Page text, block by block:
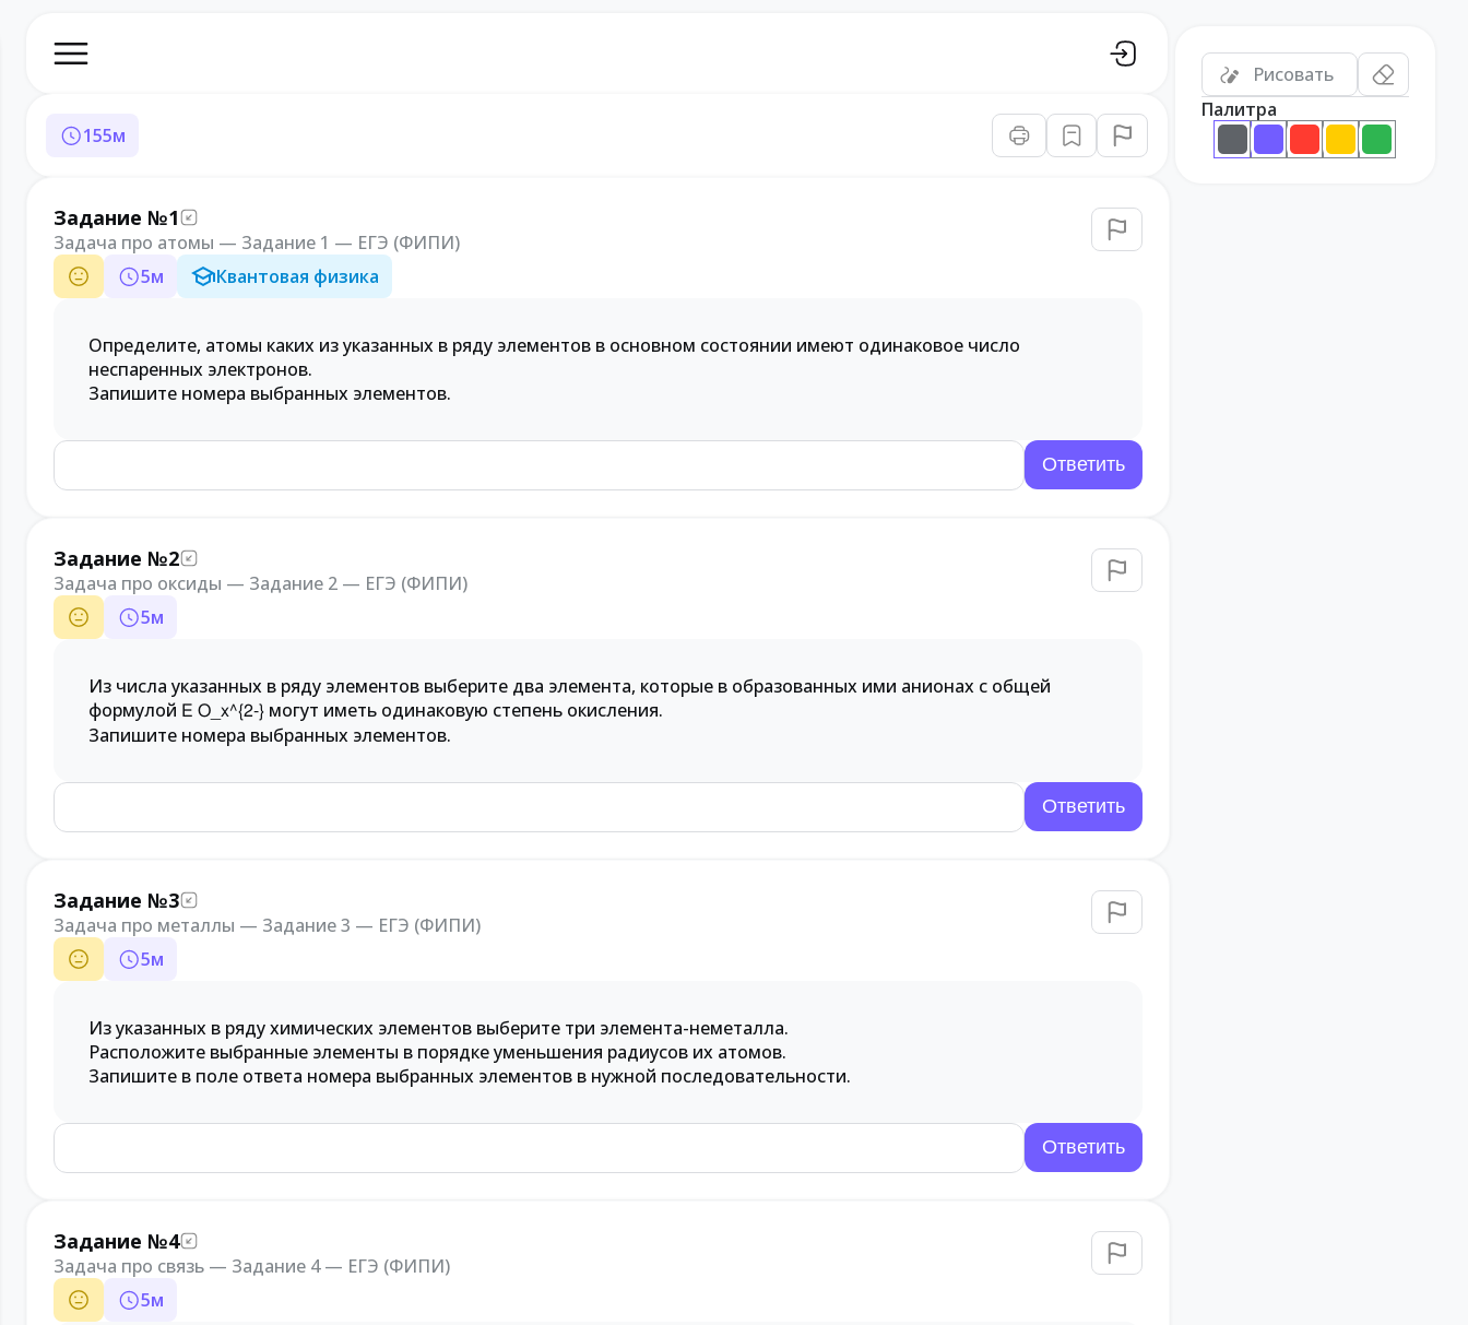
155м
Задание №1
Задача про атомы — Задание 1 — ЕГЭ (ФИПИ)
5м Квантовая физика
Определите, атомы каких из указанных в ряду элементов в основном состоянии имеют одинаковое число
неспаренных электронов.
Запишите номера выбранных элементов.
Задание №2
Задача про оксиды — Задание 2 — ЕГЭ (ФИПИ)
5м
Из числа указанных в ряду элементов выберите два элемента, которые в образованных ими анионах с общей
формулой E O_x^{2-} могут иметь одинаковую степень окисления.
Запишите номера выбранных элементов.
Задание №3
Задача про металлы — Задание 3 — ЕГЭ (ФИПИ)
5м
Из указанных в ряду химических элементов выберите три элемента-неметалла.
Расположите выбранные элементы в порядке уменьшения радиусов их атомов.
Запишите в поле ответа номера выбранных элементов в нужной последовательности.
Задание №4
Задача про связь — Задание 4 — ЕГЭ (ФИПИ)
5м
Рисовать
Палитра